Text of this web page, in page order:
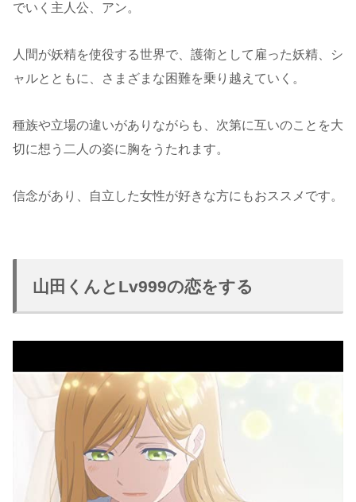
でいく主人公、アン。
人間が妖精を使役する世界で、護衛として雇った妖精、シ
ャルとともに、さまざまな困難を乗り越えていく。
種族や立場の違いがありながらも、次第に互いのことを大
切に想う二人の姿に胸をうたれます。
信念があり、自立した女性が好きな方にもおススメです。
山田くんとLv999の恋をする